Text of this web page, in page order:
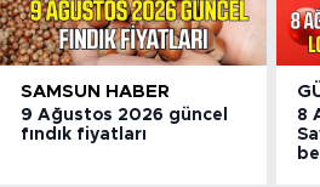
SAMSUN HABER
9 Ağustos 2026 güncel
fındık fiyatları
8